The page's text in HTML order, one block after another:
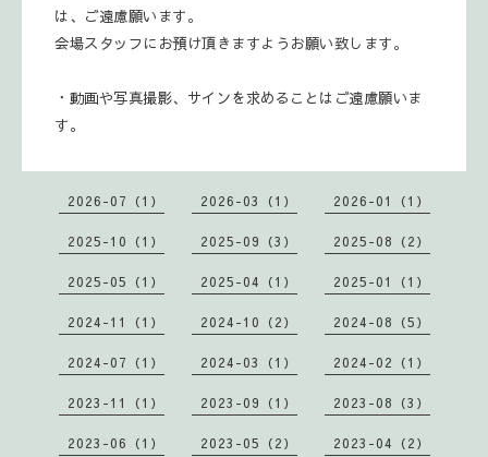
は、ご遠慮願います。
会場スタッフにお預け頂きますようお願い致します。
・動画や写真撮影、サインを求めることはご遠慮願いま
す。
2026-07（1） 2026-03（1） 2026-01（1）
2025-10（1） 2025-09（3） 2025-08（2）
2025-05（1） 2025-04（1） 2025-01（1）
2024-11（1） 2024-10（2） 2024-08（5）
2024-07（1） 2024-03（1） 2024-02（1）
2023-11（1） 2023-09（1） 2023-08（3）
2023-06（1） 2023-05（2） 2023-04（2）